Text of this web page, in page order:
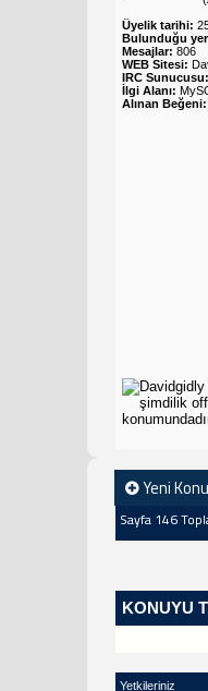
Üyelik tarihi:
Bulunduğu
Mesajlar: 806
WEB Sitesi:
IRC Sunucusu:
İlgi Alanı:
Alınan Beğeni:
Yeni Konu
Sayfa 146
KONUYU
Yetkileriniz